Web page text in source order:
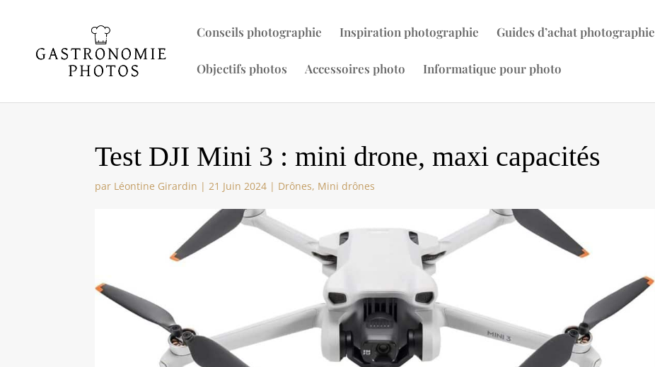
Conseils photographie Inspiration photographie Guides d’achat photographie
Objectifs photos Accessoires photo Informatique pour photo
Test DJI Mini 3 : mini drone, maxi capacités
par Léontine Girardin |21 Juin 2024 | Drônes, Mini drônes